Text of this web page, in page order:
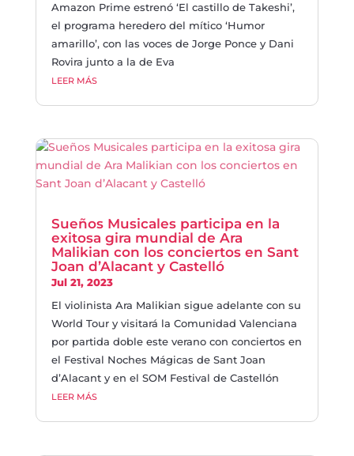
Amazon Prime estrenó ‘El castillo de Takeshi’,
el programa heredero del mítico ‘Humor
amarillo’, con las voces de Jorge Ponce y Dani
Rovira junto a la de Eva
LEER MÁS
Sueños Musicales participa en la
exitosa gira mundial de Ara
Malikian con los conciertos en Sant
Joan d’Alacant y Castelló
Jul 21, 2023
El violinista Ara Malikian sigue adelante con su
World Tour y visitará la Comunidad Valenciana
por partida doble este verano con conciertos en
el Festival Noches Mágicas de Sant Joan
d’Alacant y en el SOM Festival de Castellón
LEER MÁS